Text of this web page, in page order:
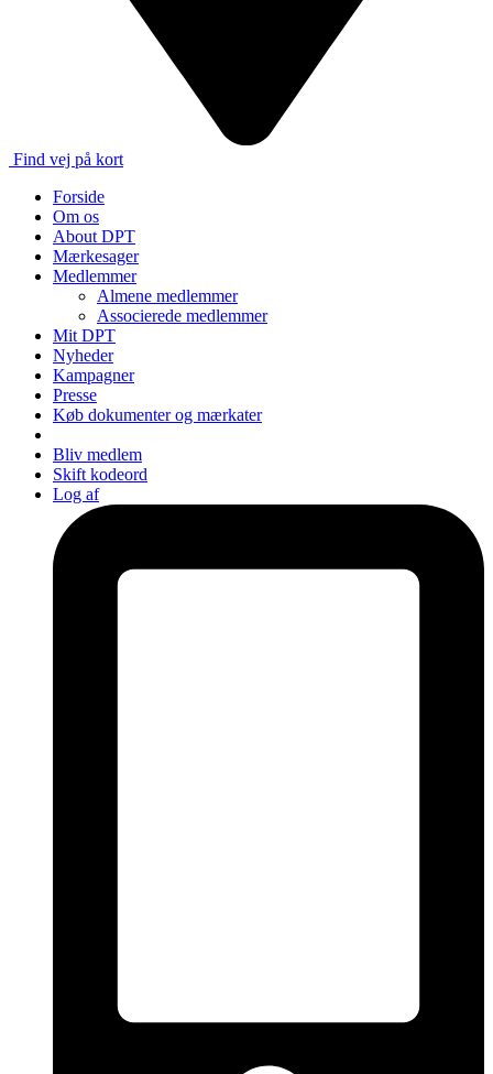
Find vej på kort
Forside
Om os
About DPT
Mærkesager
Medlemmer
Almene medlemmer
Associerede medlemmer
Mit DPT
Nyheder
Kampagner
Presse
Køb dokumenter og mærkater
Bliv medlem
Skift kodeord
Log af